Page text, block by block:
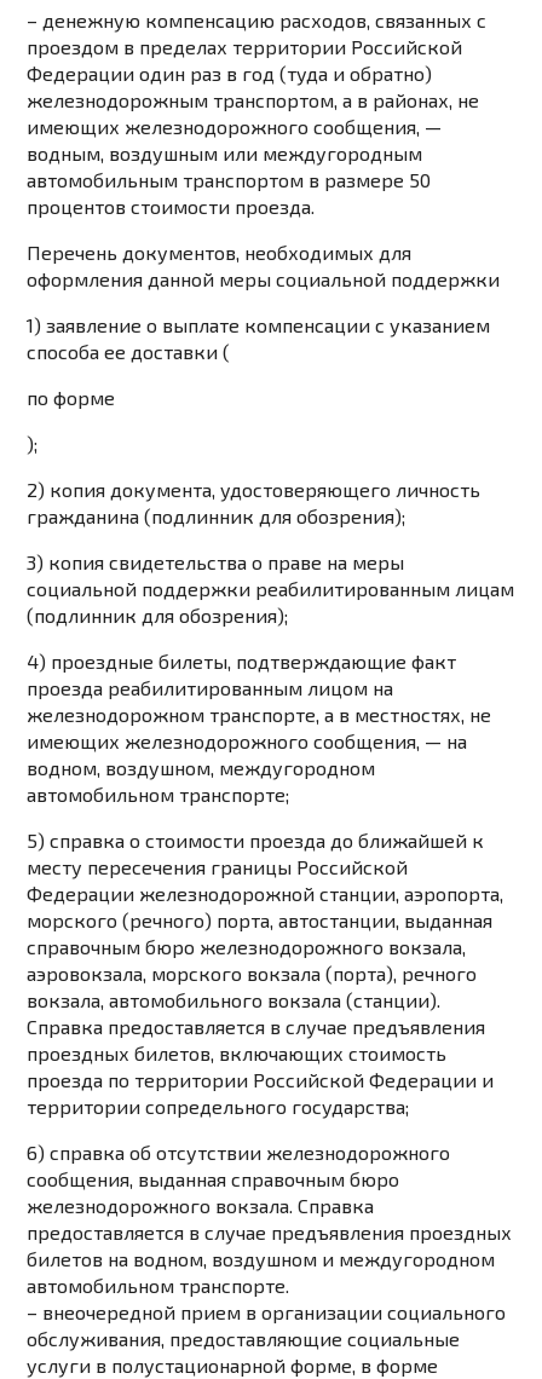
– денежную компенсацию расходов, связанных с
проездом в пределах территории Российской
Федерации один раз в год (туда и обратно)
железнодорожным транспортом, а в районах, не
имеющих железнодорожного сообщения, —
водным, воздушным или междугородным
автомобильным транспортом в размере 50
процентов стоимости проезда.
Перечень документов, необходимых для
оформления данной меры социальной поддержки
1) заявление о выплате компенсации с указанием
способа ее доставки (
по форме
);
2) копия документа, удостоверяющего личность
гражданина (подлинник для обозрения);
3) копия свидетельства о праве на меры
социальной поддержки реабилитированным лицам
(подлинник для обозрения);
4) проездные билеты, подтверждающие факт
проезда реабилитированным лицом на
железнодорожном транспорте, а в местностях, не
имеющих железнодорожного сообщения, — на
водном, воздушном, междугородном
автомобильном транспорте;
5) справка о стоимости проезда до ближайшей к
месту пересечения границы Российской
Федерации железнодорожной станции, аэропорта,
морского (речного) порта, автостанции, выданная
справочным бюро железнодорожного вокзала,
аэровокзала, морского вокзала (порта), речного
вокзала, автомобильного вокзала (станции).
Справка предоставляется в случае предъявления
проездных билетов, включающих стоимость
проезда по территории Российской Федерации и
территории сопредельного государства;
6) справка об отсутствии железнодорожного
сообщения, выданная справочным бюро
железнодорожного вокзала. Справка
предоставляется в случае предъявления проездных
билетов на водном, воздушном и междугородном
автомобильном транспорте.
– внеочередной прием в организации социального
обслуживания, предоставляющие социальные
услуги в полустационарной форме, в форме